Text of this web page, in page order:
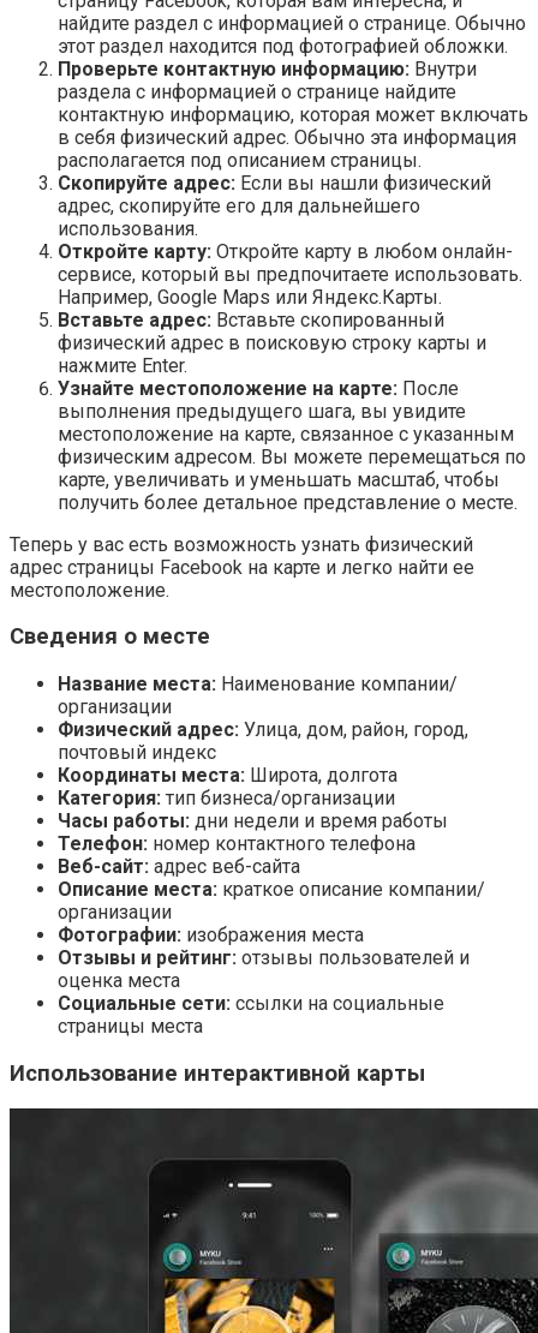
найдите раздел с информацией о странице. Обычно
этот раздел находится под фотографией обложки.
Проверьте контактную информацию: Внутри
раздела с информацией о странице найдите
контактную информацию, которая может включать
в себя физический адрес. Обычно эта информация
располагается под описанием страницы.
Скопируйте адрес: Если вы нашли физический
адрес, скопируйте его для дальнейшего
использования.
Откройте карту: Откройте карту в любом онлайн-
сервисе, который вы предпочитаете использовать.
Например, Google Maps или Яндекс.Карты.
Вставьте адрес: Вставьте скопированный
физический адрес в поисковую строку карты и
нажмите Enter.
Узнайте местоположение на карте: После
выполнения предыдущего шага, вы увидите
местоположение на карте, связанное с указанным
физическим адресом. Вы можете перемещаться по
карте, увеличивать и уменьшать масштаб, чтобы
получить более детальное представление о месте.
Теперь у вас есть возможность узнать физический
адрес страницы Facebook на карте и легко найти ее
местоположение.
Сведения о месте
Название места: Наименование компании/
организации
Физический адрес: Улица, дом, район, город,
почтовый индекс
Координаты места: Широта, долгота
Категория: тип бизнеса/организации
Часы работы: дни недели и время работы
Телефон: номер контактного телефона
Веб-сайт: адрес веб-сайта
Описание места: краткое описание компании/
организации
Фотографии: изображения места
Отзывы и рейтинг: отзывы пользователей и
оценка места
Социальные сети: ссылки на социальные
страницы места
Использование интерактивной карты